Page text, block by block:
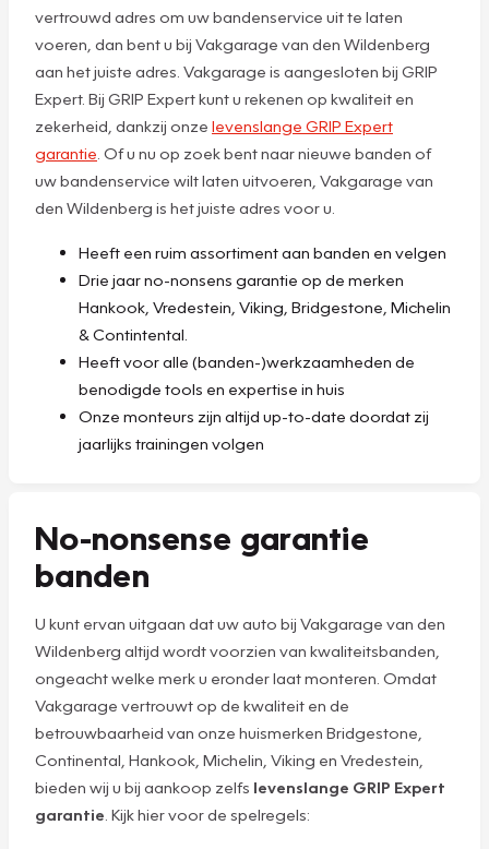
vertrouwd adres om uw bandenservice uit te laten
voeren, dan bent u bij Vakgarage van den Wildenberg
aan het juiste adres. Vakgarage is aangesloten bij GRIP
Expert. Bij GRIP Expert kunt u rekenen op kwaliteit en
zekerheid, dankzij onze levenslange GRIP Expert
garantie . Of u nu op zoek bent naar nieuwe banden of
uw bandenservice wilt laten uitvoeren, Vakgarage van
den Wildenberg is het juiste adres voor u.
Heeft een ruim assortiment aan banden en velgen
Drie jaar no-nonsens garantie op de merken
Hankook, Vredestein, Viking, Bridgestone, Michelin
& Contintental.
Heeft voor alle (banden-)werkzaamheden de
benodigde tools en expertise in huis
Onze monteurs zijn altijd up-to-date doordat zij
jaarlijks trainingen volgen
No-nonsense garantie
banden
U kunt ervan uitgaan dat uw auto bij Vakgarage van den
Wildenberg altijd wordt voorzien van kwaliteitsbanden,
ongeacht welke merk u eronder laat monteren. Omdat
Vakgarage vertrouwt op de kwaliteit en de
betrouwbaarheid van onze huismerken Bridgestone,
Continental, Hankook, Michelin, Viking en Vredestein,
bieden wij u bij aankoop zelfs levenslange GRIP Expert
garantie . Kijk hier voor de spelregels: